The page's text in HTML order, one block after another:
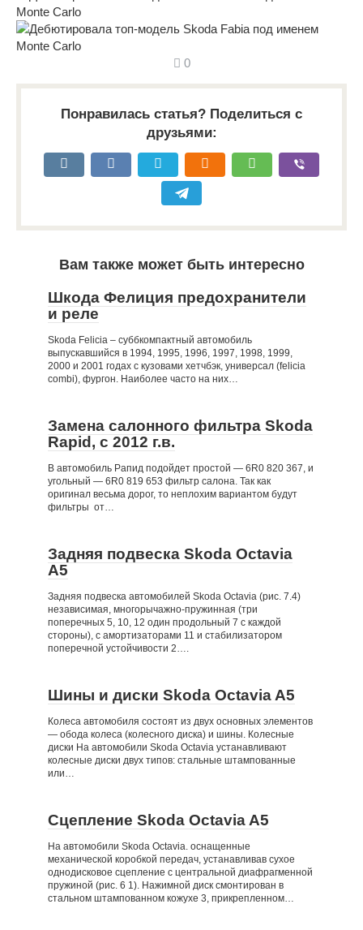
0
Понравилась статья? Поделиться с
друзьями:
Вам также может быть интересно
Шкода Фелиция предохранители
и реле
Skoda Felicia – суббкомпактный автомобиль
выпускавшийся в 1994, 1995, 1996, 1997, 1998, 1999,
2000 и 2001 годах с кузовами хетчбэк, универсал (felicia
combi), фургон. Наиболее часто на них…
Замена салонного фильтра Skoda
Rapid, c 2012 г.в.
В автомобиль Рапид подойдет простой — 6R0 820 367, и
угольный — 6R0 819 653 фильтр салона. Так как
оригинал весьма дорог, то неплохим вариантом будут
фильтры от…
Задняя подвеска Skoda Octavia
A5
Задняя подвеска автомобилей Skoda Octavia (рис. 7.4)
независимая, многорычажно-пружинная (три
поперечных 5, 10, 12 один продольный 7 с каждой
стороны), с амортизаторами 11 и стабилизатором
поперечной устойчивости 2….
Шины и диски Skoda Octavia A5
Колеса автомобиля состоят из двух основных элементов
— обода колеса (колесного диска) и шины. Колесные
диски На автомобили Skoda Octavia устанавливают
колесные диски двух типов: стальные штампованные
или…
Сцепление Skoda Octavia A5
На автомобили Skoda Octavia. оснащенные
механической коробкой передач, устанавливав сухое
однодисковое сцепление с центральной диафрагменной
пружиной (рис. 6 1). Нажимной диск смонтирован в
стальном штампованном кожухе 3, прикрепленном…